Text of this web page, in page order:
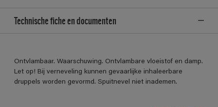
Technische fiche en documenten
Ontvlambaar. Waarschuwing. Ontvlambare vloeistof en damp.
Let op! Bij verneveling kunnen gevaarlijke inhaleerbare
druppels worden gevormd. Spuitnevel niet inademen.